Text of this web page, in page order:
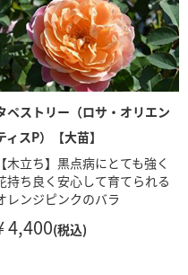
ペストリー（ロサ・オリエン
ィスP）【大苗】
【木立ち】黒点病にとても強く
持ち良く安心して育てられる
レンジピンクのバラ
4,400(税込)